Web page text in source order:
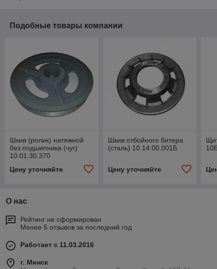
Подобные товары компании
Шкив (ролик) натяжной
без подшипника (чуг)
10.01.30.370
(10.01.30.900) (с подшип.
10.01.30.150Б)
Цену уточняйте
Шкив отбойного битера
(сталь) 10.14.00.001Б
Цену уточняйте
О нас
Рейтинг не сформирован
Менее 5 отзывов за последний год
Работает с 11.03.2016
г. Минск